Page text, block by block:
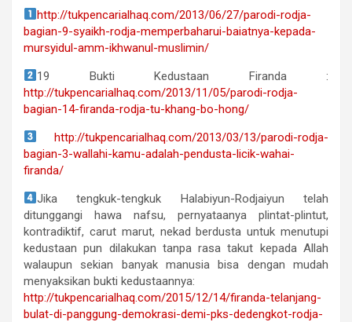
http://tukpencarialhaq.com/2013/06/27/parodi-rodja-
bagian-9-syaikh-rodja-memperbaharui-baiatnya-kepada-
mursyidul-amm-ikhwanul-muslimin/
19 Bukti Kedustaan Firanda :
http://tukpencarialhaq.com/2013/11/05/parodi-rodja-
bagian-14-firanda-rodja-tu-khang-bo-hong/
http://tukpencarialhaq.com/2013/03/13/parodi-rodja-
bagian-3-wallahi-kamu-adalah-pendusta-licik-wahai-
firanda/
Jika tengkuk-tengkuk Halabiyun-Rodjaiyun telah
ditunggangi hawa nafsu, pernyataanya plintat-plintut,
kontradiktif, carut marut, nekad berdusta untuk menutupi
kedustaan pun dilakukan tanpa rasa takut kepada Allah
walaupun sekian banyak manusia bisa dengan mudah
menyaksikan bukti kedustaannya:
http://tukpencarialhaq.com/2015/12/14/firanda-telanjang-
bulat-di-panggung-demokrasi-demi-pks-dedengkot-rodja-